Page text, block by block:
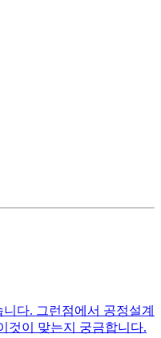
다. 그런점에서 공정설계
것이 맞는지 궁금합니다.